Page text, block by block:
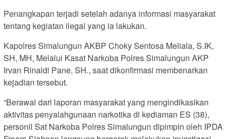
Penangkapan terjadi setelah adanya informasi masyarakat
tentang kegiatan ilegal yang ia lakukan.
Kapolres Simalungun AKBP Choky Sentosa Meliala, S.IK,
SH, MH, Melalui Kasat Narkoba Polres Simalungun AKP
Irvan Rinaldi Pane, SH., saat dikonfirmasi membenarkan
kejadian tersebut.
“Berawal dari laporan masyarakat yang mengindikasikan
aktivitas penyalahgunaan narkotika di kediaman ES (38),
personil Sat Narkoba Polres Simalungun dipimpin oleh IPDA